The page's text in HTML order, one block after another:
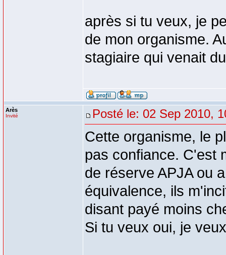
après si tu veux, je
de mon organisme.
stagiaire qui venait
Arès
Invité Posté le: 02 Sep 2010,
Cette organisme, le
pas confiance. C'est
de réserve APJA ou
équivalence, ils
disant payé moins
Si tu veux oui, je